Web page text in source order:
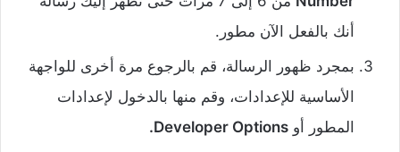
أنك بالفعل الآن مطور.
بمجرد ظهور الرسالة، قم بالرجوع مرة أخرى للواجهة
الأساسية للإعدادات، وقم منها بالدخول لإعدادات
المطور أو Developer Options.